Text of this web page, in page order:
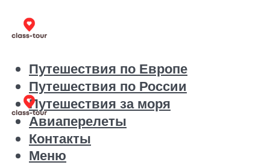
Путешествия по Европе
Путешествия по России
Путешествия за моря
Авиаперелеты
Контакты
Меню